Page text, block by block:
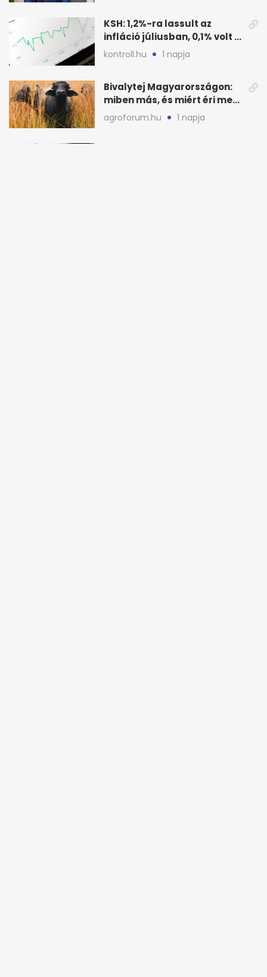
KSH: 1,2%-ra lassult az
infláció júliusban, 0,1% volt a
havi áresés
kontroll.hu 1 napja
Bivalytej Magyarországon:
miben más, és miért éri meg
feldolgozni?
agroforum.hu 1 napja